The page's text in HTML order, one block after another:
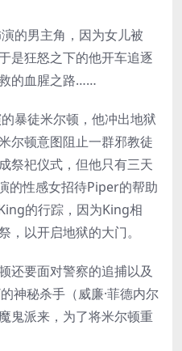
的男主角，因为女儿被
是狂怒之下的他开车追逐
的血腥之路……
暴徒米尔顿，他冲出地狱
尔顿意图阻止一群邪教徒
祭祀仪式，但他只有三天
的性感女招待Piper的帮助
的行踪，因为King相
，以开启地狱的大门。
还要面对警察的追捕以及
神秘杀手（威廉·菲德内尔
鬼派来，为了将米尔顿重